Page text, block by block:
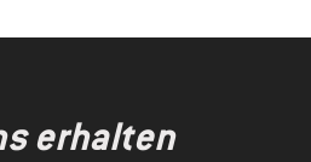
erhalten